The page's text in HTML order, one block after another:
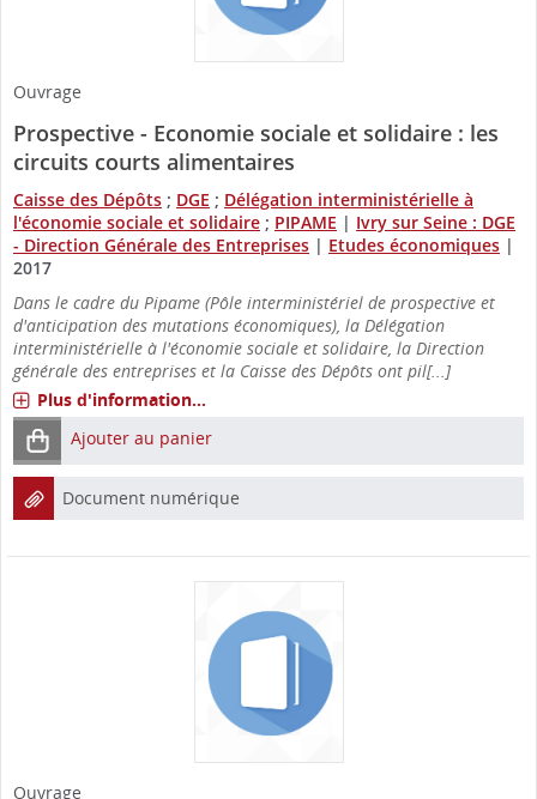
Ouvrage
Prospective - Economie sociale et solidaire : les
circuits courts alimentaires
Caisse des Dépôts ; DGE ; Délégation interministérielle à
l'économie sociale et solidaire ; PIPAME | Ivry sur Seine : DGE
- Direction Générale des Entreprises | Etudes économiques |
2017
Dans le cadre du Pipame (Pôle interministériel de prospective et
d'anticipation des mutations économiques), la Délégation
interministérielle à l'économie sociale et solidaire, la Direction
générale des entreprises et la Caisse des Dépôts ont pil[...]
Plus d'information...
Ajouter au panier
Document numérique
Ouvrage